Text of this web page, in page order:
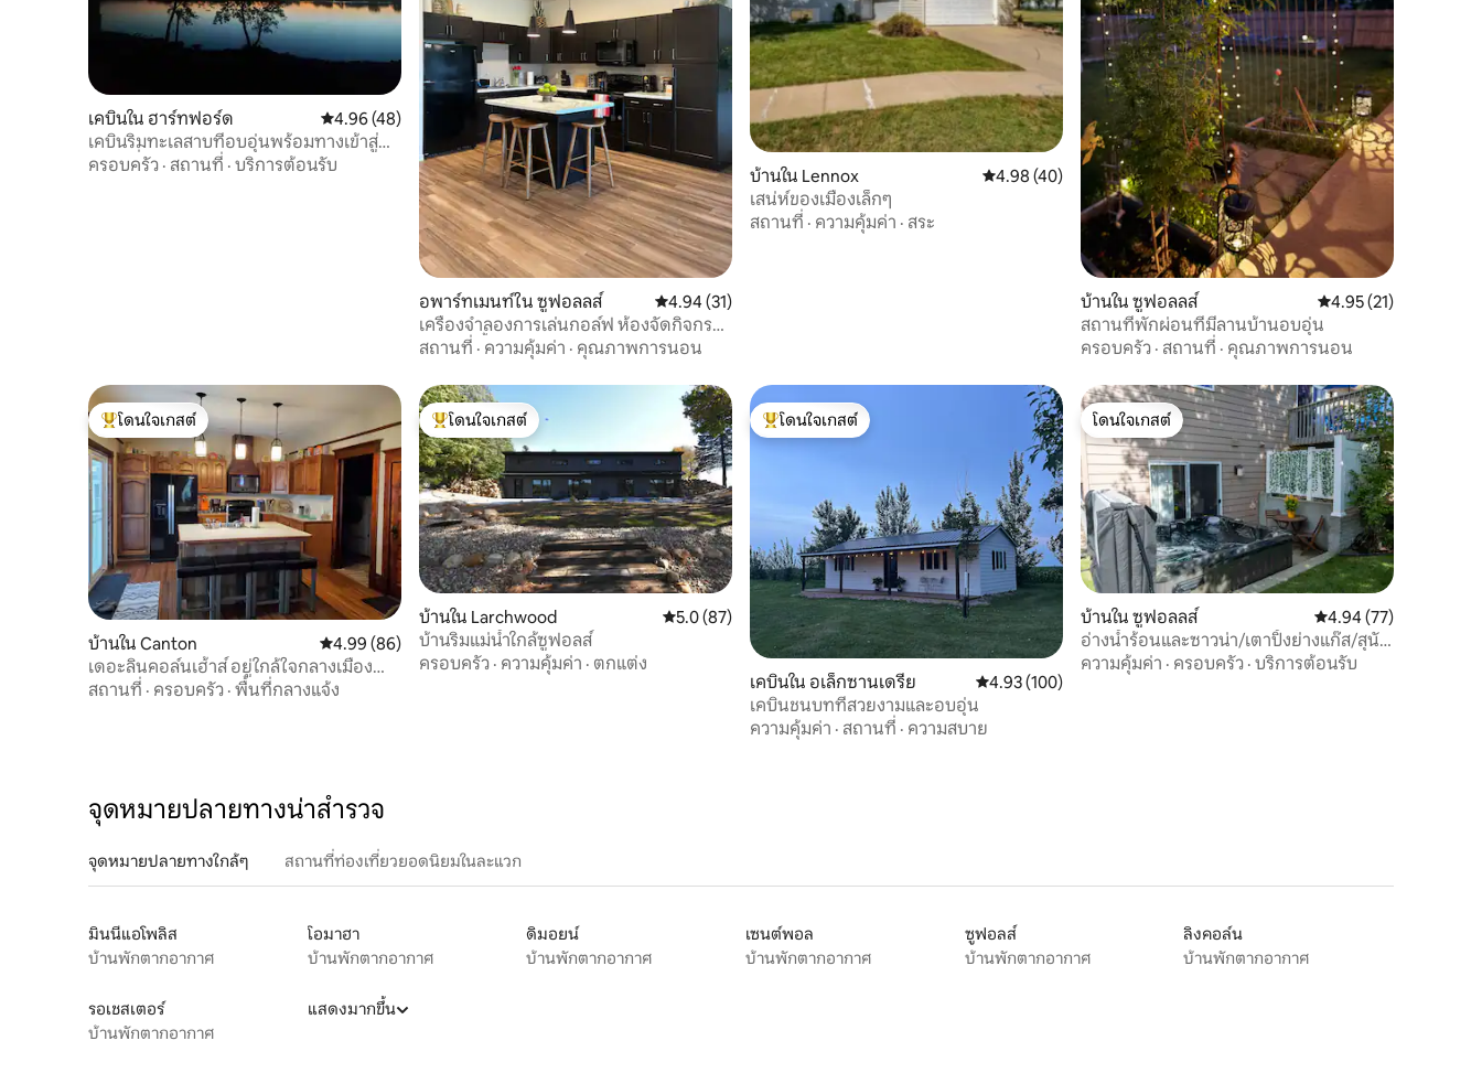
เคบินใน ฮาร์ทฟอร์ด คะแนนเฉลี่ย 4.96 จาก 5, 48 รีวิว
4.96 (48)
เคบินริมทะเลสาบที่อบอุ่นพร้อมทางเข้าสู่
เรือในที่พัก
ครอบครัว · สถานที่ · บริการต้อนรับ
อพาร์ทเมนท์ใน ซูฟอลลส์ คะแนนเฉลี่ย 4.94 จาก 5, 31 รีวิว
4.94 (31)
เครื่องจำลองการเล่นกอล์ฟ ห้องจัดกิจกรรม
สระว่ายน้ำ ห้องออกกำลังกาย + พักได้ 7 คน
สถานที่ · ความคุ้มค่า · คุณภาพการนอน
บ้านใน Lennox คะแนนเฉลี่ย 4.98 จาก 5, 40 รีวิว
4.98 (40)
เสน่ห์ของเมืองเล็กๆ
สถานที่ · ความคุ้มค่า · สระ
บ้านใน ซูฟอลลส์ คะแนนเฉลี่ย 4.95 จาก
4.95 (21)
สถานที่พักผ่อนที่มีลานบ้านอบอุ่น
ครอบครัว · สถานที่ · คุณภาพการนอน
โดนใจเกสต์ที่สุด
โดนใจเกสต์
บ้านใน Canton คะแนนเฉลี่ย 4.99 จาก 5, 86 รีวิว
4.99 (86)
เดอะลินคอล์นเฮ้าส์ อยู่ใกล้ใจกลางเมือง
แคนตัน
สถานที่ · ครอบครัว · พื้นที่กลางแจ้ง
โดนใจเกสต์ที่สุด
โดนใจเกสต์
บ้านใน Larchwood คะแนนเฉลี่ย 5.0 จาก 5, 87 รีวิว
5.0 (87)
บ้านริมแม่น้ำใกล้ซูฟอลส์
ครอบครัว · ความคุ้มค่า · ตกแต่ง
โดนใจเกสต์ที่สุด
โดนใจเกสต์
เคบินใน อเล็กซานเดรีย คะแนนเฉลี่ย 4.93 จาก 5, 100 รีวิว
4.93 (100)
เคบินชนบทที่สวยงามและอบอุ่น
ความคุ้มค่า · สถานที่ · ความสบาย
โดนใจเกสต์
โดนใจเกสต์
บ้านใน ซูฟอลลส์ คะแนนเฉลี่ย 4.94 จาก
4.94 (77)
อ่างน้ำร้อนและซาวน่า/เตาปิ้งย่างแก๊ส/สุนัข
เป็นมิตร/เตียงคิงไซส์/นอนได้ 11 คน
ความคุ้มค่า · ครอบครัว · บริการต้อนรับ
จุดหมายปลายทางน่าสำรวจ
จุดหมายปลายทางใกล้ๆ สถานที่ท่องเที่ยวยอดนิยมในละแวก
มินนีแอโพลิส
บ้านพักตากอากาศ
โอมาฮา
บ้านพักตากอากาศ
ดิมอยน์
บ้านพักตากอากาศ
เซนต์พอล
บ้านพักตากอากาศ
ซูฟอลส์
บ้านพักตากอากาศ
ลิงคอล์น
บ้านพักตากอากาศ
รอเชสเตอร์
บ้านพักตากอากาศ
แสดงมากขึ้น